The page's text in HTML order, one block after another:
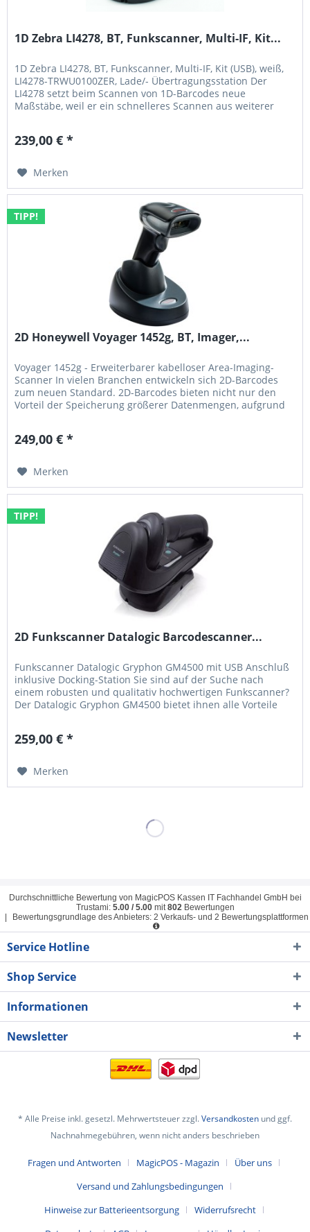
1D Zebra LI4278, BT, Funkscanner, Multi-IF, Kit...
1D Zebra LI4278, BT, Funkscanner, Multi-IF, Kit (USB), weiß,
LI4278-TRWU0100ZER, Lade/- Übertragungsstation Der
LI4278 setzt beim Scannen von 1D-Barcodes neue
Maßstäbe, weil er ein schnelleres Scannen aus weiterer
Papieretiketten oder elektronische Barcodes im...
239,00 € *
Merken
TIPP!
2D Honeywell Voyager 1452g, BT, Imager,...
Voyager 1452g - Erweiterbarer kabelloser Area-Imaging-
Scanner In vielen Branchen entwickeln sich 2D-Barcodes
zum neuen Standard. 2D-Barcodes bieten nicht nur den
Vorteil der Speicherung größerer Datenmengen, aufgrund
erforderlich. Unternehmen nehmen solche neuen...
249,00 € *
Merken
TIPP!
2D Funkscanner Datalogic Barcodescanner...
Funkscanner Datalogic Gryphon GM4500 mit USB Anschluß
inklusive Docking-Station Sie sind auf der Suche nach
einem robusten und qualitativ hochwertigen Funkscanner?
Der Datalogic Gryphon GM4500 bietet ihnen alle Vorteile
Barcodes von bis zu 45 cm Entfernung...
259,00 € *
Merken
Durchschnittliche Bewertung von MagicPOS Kassen IT Fachhandel GmbH bei
Trustami: 5.00/ 5.00mit 802 Bewertungen
|
Bewertungsgrundlage des Anbieters: 2 Verkaufs- und 2 Bewertungsplattformen
Service Hotline
Shop Service
Informationen
Newsletter
* Alle Preise inkl. gesetzl. Mehrwertsteuer zzgl.Versandkosten und ggf.
Nachnahmegebühren, wenn nicht anders beschrieben
Fragen und Antworten MagicPOS - Magazin
Über uns
Versand und Zahlungsbedingungen
Hinweise zur Batterieentsorgung
Widerrufsrecht